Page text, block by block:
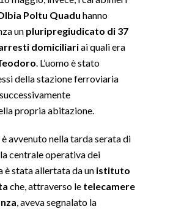
Poltu Quadu hanno
un pluripregiudicato di 37
domiciliariai quali era
. L’uomo è stato
della stazione ferroviaria
propria abitazione.
avvenuto nella tarda serata di
centrale operativa dei
stata allertata da un istituto
che, attraverso le telecamere
, aveva segnalato la